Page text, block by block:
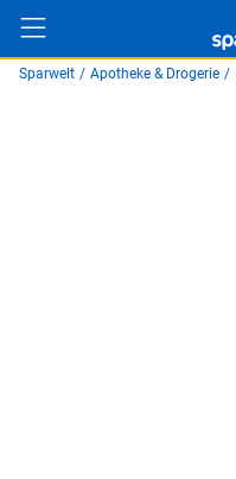
Sparwelt / Apotheke & Drogerie /